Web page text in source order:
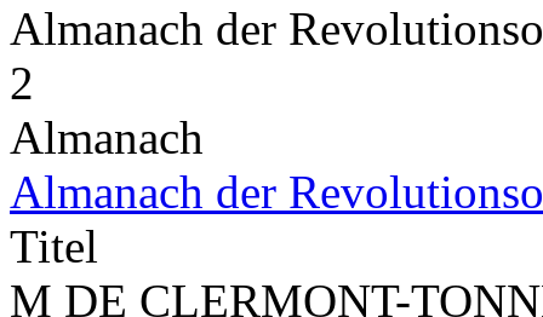
Almanach der
2
Almanach
Almanach der
Titel
M DE CLERMONT-